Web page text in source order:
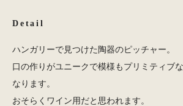
Detail
ハンガリーで見つけた陶器のピッチャー。
口の作りがユニークで模様もプリミティブ
なります。
おそらくワイン用だと思われます。